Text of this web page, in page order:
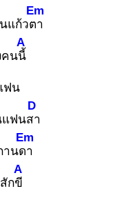
แก้วตา
Em
คนนี้
A
ฟน
แฟนสา
D
านดา
Em
กขี
A